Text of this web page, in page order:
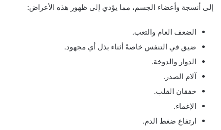
إلى أنسجة وأعضاء الجسم، مما يؤدي إلى ظهور هذه الأعراض:
الضعف العام والتعب.
ضيق في التنفس خاصةً أثناء بذل أي مجهود.
الدوار والدوخة.
آلام الصدر.
خفقان القلب.
الإغماء.
ارتفاع ضغط الدم.